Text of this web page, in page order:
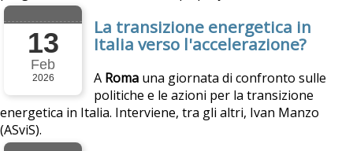
13
Feb
2026
La transizione energetica in
Italia verso l'accelerazione?
A Roma una giornata di confronto sulle
politiche e le azioni per la transizione
energetica in Italia. Interviene, tra gli altri, Ivan Manzo
(ASviS).